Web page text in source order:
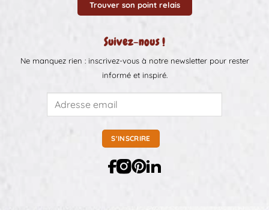
Trouver son point relais
Suivez-nous !
Ne manquez rien : inscrivez-vous à notre newsletter pour rester
informé et inspiré.